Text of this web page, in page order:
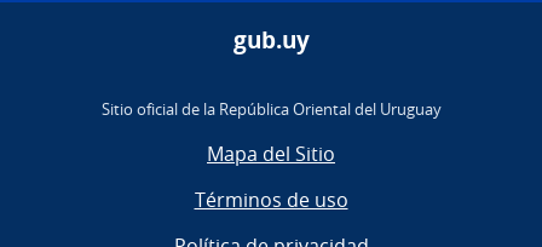
gub.uy
Sitio oficial de la República Oriental del Uruguay
Mapa del Sitio
Términos de uso